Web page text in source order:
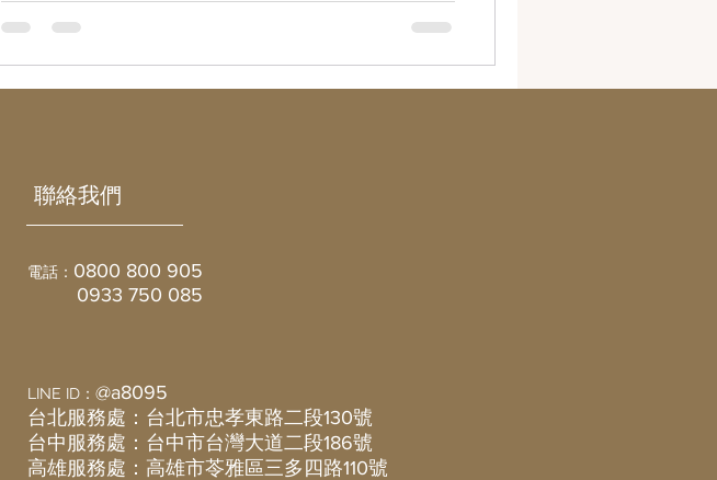
能的民事損害賠償（例如精神損害）、以及在必要時可能
的刑事相關（如侵害配偶權等）法律議題 。 💔 婚姻忠實義
務。根據《民法》第982條，夫妻間負有「同居、扶助與忠
實」之義務，違反者不僅可能導致離婚，甚至需負擔賠償
實務重點 《民法》第982條 夫妻互負同居、扶助及忠實義
務。 忠實義務指不得與他人發生親密或曖昧關係。 《民
聯絡我們
電話： 0800 800 905
0933 750 085
LINE ID： @a8095
台北服務處：台北市忠孝東路二段130號
​台中服務處：台中市台灣大道二段186號
​高雄服務處：高雄市苓雅區三多四路110號